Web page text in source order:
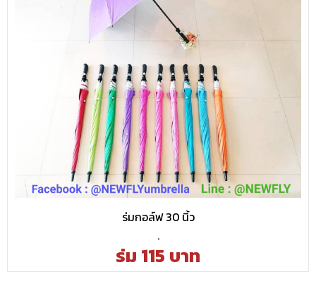
ร่มกอล์ฟ 30 นิ้ว
.
ร่ม 115 บาท